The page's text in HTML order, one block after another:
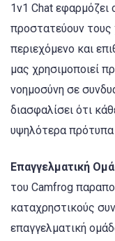
1v1 Chat
προστατεύουν
περιεχόμενο και
μας χρησιμοποιεί
νοημοσύνη σε
διασφαλίσει ότι
υψηλότερα
Επαγγελματική
του Camfrog
καταχρηστικούς
επαγγελματική